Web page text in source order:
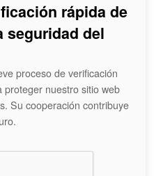
rápida de
seguridad del
proceso de verificación
nuestro sitio web
Su cooperación contribuye